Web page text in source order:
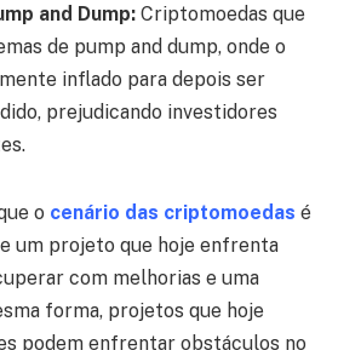
and Dump: Criptomoedas que
de pump and dump, onde o
inflado para depois ser
prejudicando investidores
o cenário das criptomoedas é
um projeto que hoje enfrenta
com melhorias e uma
forma, projetos que hoje
podem enfrentar obstáculos no